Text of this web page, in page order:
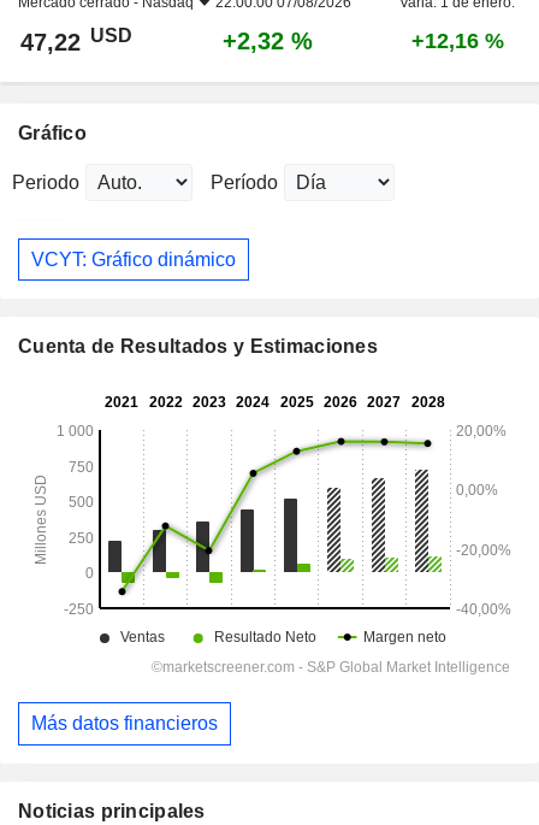
47,22 USD +2,32 % +12,16 %
Gráfico
Periodo Período
VCYT: Gráfico dinámico
Cuenta de Resultados y Estimaciones
Más datos financieros
Noticias principales